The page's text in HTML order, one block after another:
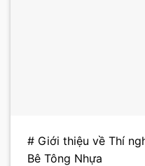
# Giới thiệu về Thí
Bê Tông Nhựa